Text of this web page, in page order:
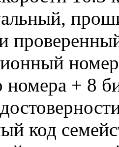
номера + 8
код